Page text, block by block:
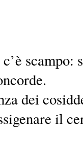
scampo:
dei
il